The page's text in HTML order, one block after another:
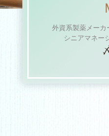
外資系製薬メーカ
シニアマネー